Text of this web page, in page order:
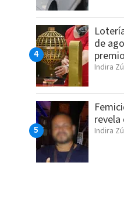
de
Indira
Indira